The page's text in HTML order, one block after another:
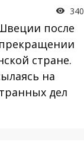
340
после
стране.
на
дел